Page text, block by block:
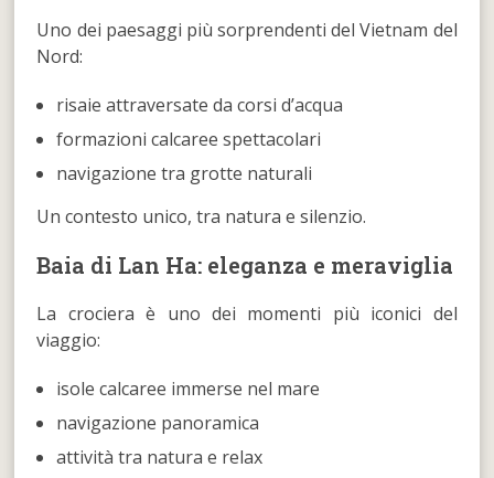
Uno dei paesaggi più sorprendenti del Vietnam del
Nord:
risaie attraversate da corsi d’acqua
formazioni calcaree spettacolari
navigazione tra grotte naturali
Un contesto unico, tra natura e silenzio.
Baia di Lan Ha: eleganza e meraviglia
La crociera è uno dei momenti più iconici del
viaggio:
isole calcaree immerse nel mare
navigazione panoramica
attività tra natura e relax